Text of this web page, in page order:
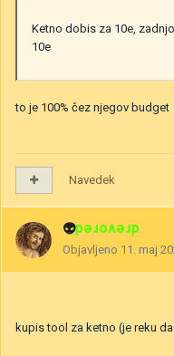
Ketno dobis za 10e,
10e
to je 100% čez njegov budget
Navedek
👽drevored
Objavljeno 11. maj
kupis tool za ketno (je reku